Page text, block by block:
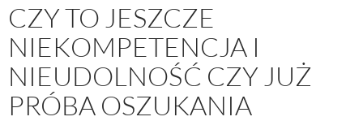
CZY TO JESZCZE
NIEKOMPETENCJA I
NIEUDOLNOŚĆ CZY JUŻ
PRÓBA OSZUKANIA